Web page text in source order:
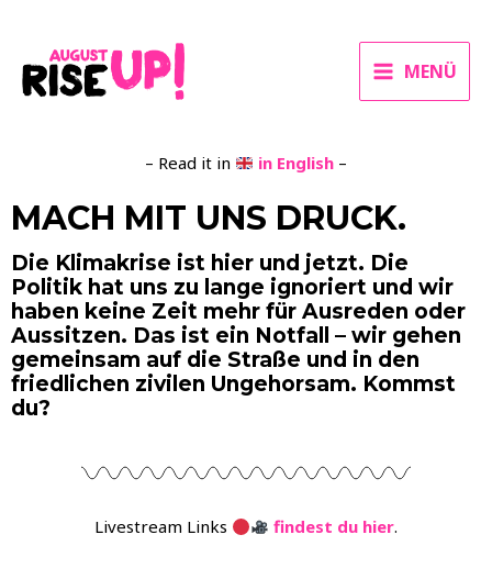
MENÜ
– Read it in in English –
MACH MIT UNS DRUCK.
Die Klimakrise ist hier und jetzt. Die
Politik hat uns zu lange ignoriert und wir
haben keine Zeit mehr für Ausreden oder
Aussitzen. Das ist ein Notfall – wir gehen
gemeinsam auf die Straße und in den
friedlichen zivilen Ungehorsam. Kommst
du?
Livestream Links findest du hier.